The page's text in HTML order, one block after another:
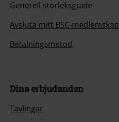
Generell storleksguide
Avsluta mitt BSC-medlemskap
Betalningsmetod
Dina erbjudanden
Tävlingar